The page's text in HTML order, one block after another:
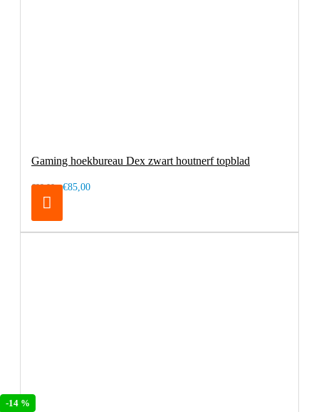
-14 %
Gaming hoekbureau Dex zwart houtnerf topblad
€99,00 €85,00